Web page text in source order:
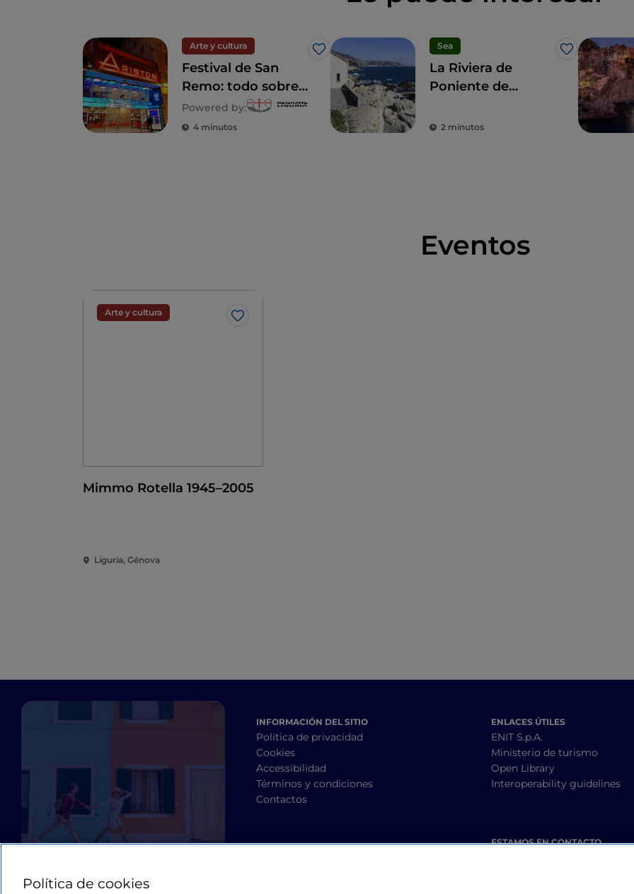
Arte y cultura
Me gusta
Festival de San
Remo: todo sobre
la historia y el
origen de un mito
Powered by:
4 minutos
Sea
Me gusta
La Riviera de
Poniente de
2 minutos
Eventos
Arte y cultura
Me gusta
Mimmo Rotella 1945–2005
Liguria, Génova
INFORMACIÓN DEL SITIO
Política de privacidad
Cookies
Accessibilidad
Términos y condiciones
Contactos
ENLACES ÚTILES
ENIT S.p.A.
Ministerio de turismo
Open Library
Interoperability guidelines
ESTAMOS EN CONTACTO
Política de cookies